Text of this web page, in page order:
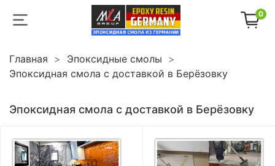
0
Главная
Эпоксидные смолы
Эпоксидная смола с доставкой в Берёзовку
Эпоксидная смола с доставкой в Берёзовку